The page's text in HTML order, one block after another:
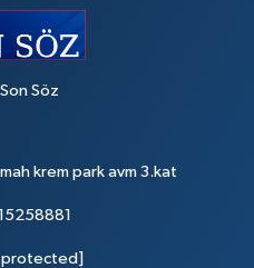
Söz
krem park avm 3.kat
protected]